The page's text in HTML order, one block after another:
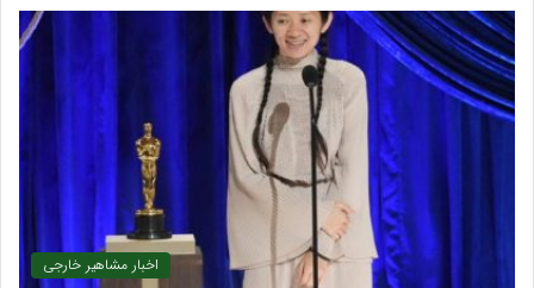
اخبار مشاهیر خارجی